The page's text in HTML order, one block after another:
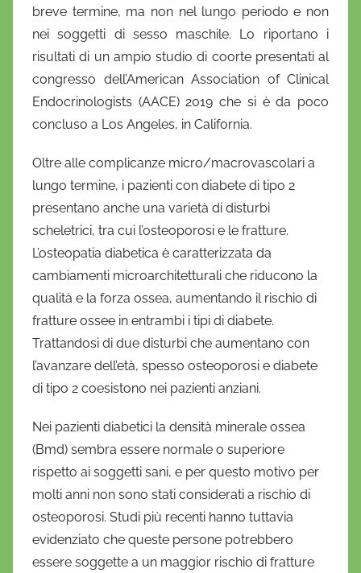
n
i
e
a
D
O
n
o
f
breve termine, ma non nel lungo periodo e non
nei soggetti di sesso maschile. Lo riportano i
risultati di un ampio studio di coorte presentati al
congresso dell’American Association of Clinical
Endocrinologists (AACE) 2019 che si è da poco
concluso a Los Angeles, in California.
Oltre alle complicanze micro/macrovascolari a
lungo termine, i pazienti con diabete di tipo 2
presentano anche una varietà di disturbi
scheletrici, tra cui l’osteoporosi e le fratture.
L’osteopatia diabetica è caratterizzata da
cambiamenti microarchitetturali che riducono la
qualità e la forza ossea, aumentando il rischio di
fratture ossee in entrambi i tipi di diabete.
Trattandosi di due disturbi che aumentano con
l’avanzare dell’età, spesso osteoporosi e diabete
di tipo 2 coesistono nei pazienti anziani.
Nei pazienti diabetici la densità minerale ossea
(Bmd) sembra essere normale o superiore
rispetto ai soggetti sani, e per questo motivo per
molti anni non sono stati considerati a rischio di
osteoporosi. Studi più recenti hanno tuttavia
evidenziato che queste persone potrebbero
essere soggette a un maggior rischio di fratture